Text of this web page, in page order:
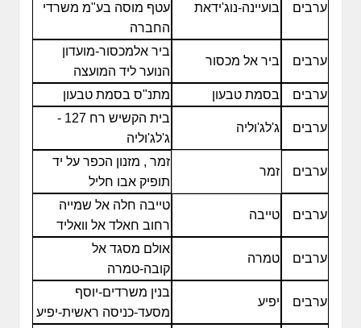
ערבים בועיינה-נוג'ידאת
עטף מוסה בע"מ משרדי
החברה
ערבים ביר אל מכסור
ביר אלמכסור-מועדון
הנוער ליד המועצה
ערבים
בסמת טבעון מתנ"ס בסמת טבעון
ערבים ג'לג'וליה
בית הקשיש רח 127 -
ג'לג'וליה
ערבים זמר
זמר , מזנון הכפר על יד
תופיק אבו חליל
ערבים טייבה
טייבה חלה אל שמייה
רחוב חאלד אל וואליד
ערבים טמרה
אולם מסגד אל
קובה-טמרה
ערבים יפיע
בנין משרדים-יוסף
מסעד-כניסה ראשית-יפיע